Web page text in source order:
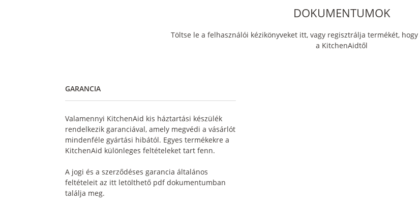
DOKUMENTUMOK
Töltse le a felhasználói kézikönyveket itt, vagy regisztrálja termékét,
a KitchenAidtől
GARANCIA
Valamennyi KitchenAid kis háztartási készülék
rendelkezik garanciával, amely megvédi a vásárlót
mindenféle gyártási hibától. Egyes termékekre a
KitchenAid különleges feltételeket tart fenn.
A jogi és a szerződéses garancia általános
feltételeit az itt letölthető pdf dokumentumban
találja meg.